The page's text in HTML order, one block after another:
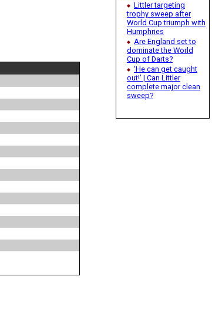
Littler targeting
trophy sweep after
World Cup triumph with
Humphries
Are England set to
dominate the World
Cup of Darts?
'He can get caught
out!' | Can Littler
complete major clean
sweep?